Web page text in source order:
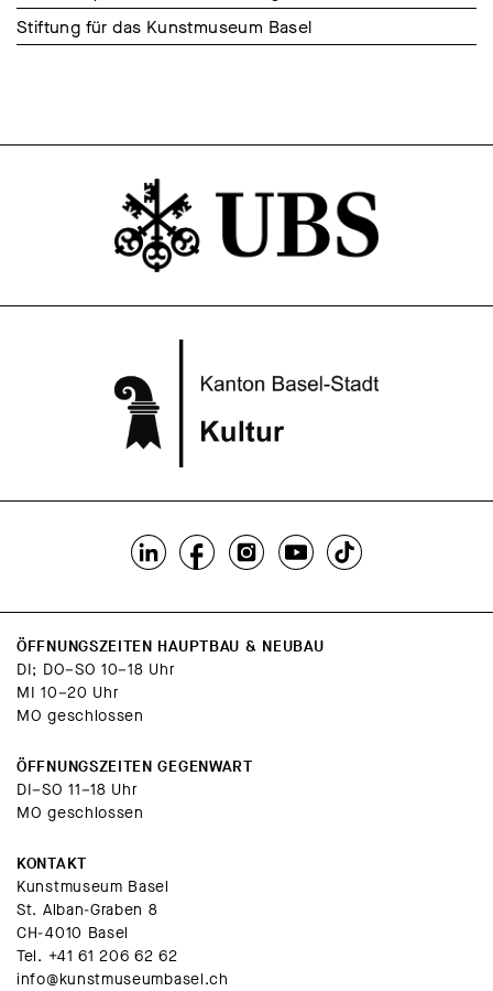
Stiftung für das Kunstmuseum Basel
ÖFFNUNGSZEITEN HAUPTBAU & NEUBAU
DI; DO–SO 10–18 Uhr
MI 10–20 Uhr
MO geschlossen
ÖFFNUNGSZEITEN GEGENWART
DI–SO 11–18 Uhr
MO geschlossen
KONTAKT
Kunstmuseum Basel
St. Alban-Graben 8
CH-4010 Basel
Tel. +41 61 206 62 62
info@kunstmuseumbasel.ch